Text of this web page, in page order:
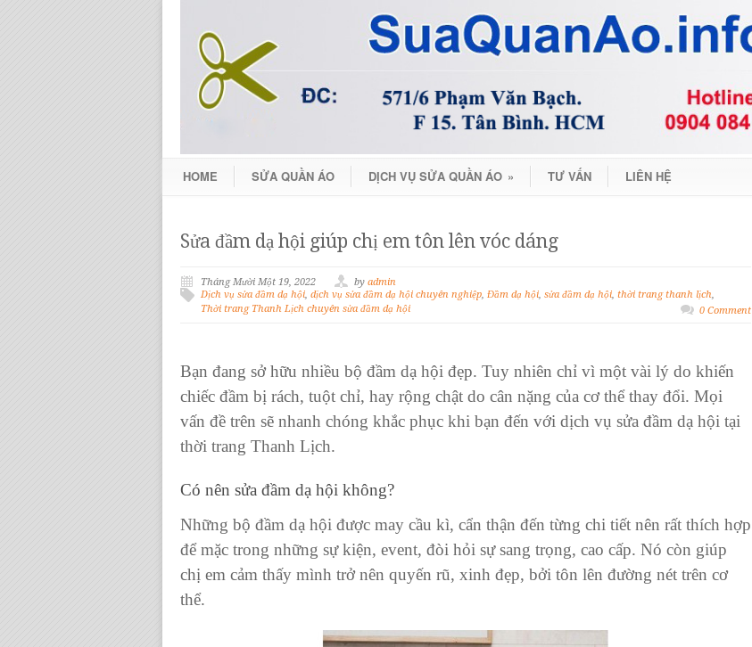
HOME SỬA QUẦN ÁO DỊCH VỤ SỬA QUẦN ÁO » TƯ VẤN LIÊN HỆ
Sửa đầm dạ hội giúp chị em tôn lên vóc dáng
Tháng Mười Một 19, 2022 by admin
Dịch vụ sửa đầm dạ hội, dịch vụ sửa đầm dạ hội chuyên nghiệp, Đầm dạ hội, sửa đầm dạ hội, thời trang thanh lịch,
Thời trang Thanh Lịch chuyên sửa đầm dạ hội
0 Comment
Bạn đang sở hữu nhiều bộ đầm dạ hội đẹp. Tuy nhiên chỉ vì một vài lý do khiến
chiếc đầm bị rách, tuột chỉ, hay rộng chật do cân nặng của cơ thể thay đổi. Mọi
vấn đề trên sẽ nhanh chóng khắc phục khi bạn đến với dịch vụ sửa đầm dạ hội tại
thời trang Thanh Lịch.
Có nên sửa đầm dạ hội không?
Những bộ đầm dạ hội được may cầu kì, cẩn thận đến từng chi tiết nên rất thích hợp
để mặc trong những sự kiện, event, đòi hỏi sự sang trọng, cao cấp. Nó còn giúp
chị em cảm thấy mình trở nên quyến rũ, xinh đẹp, bởi tôn lên đường nét trên cơ
thể.